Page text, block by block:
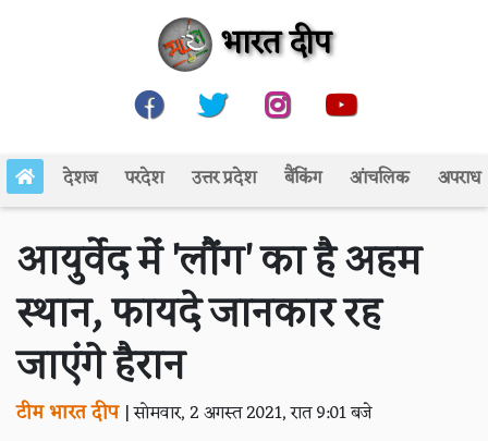
भारत दीप
देशज परदेश उत्तर प्रदेश बैंकिंग आंचलिक अपराध
आयुर्वेद में 'लौंग' का है अहम
स्थान, फायदे जानकार रह
जाएंगे हैरान
टीम भारत दीप |सोमवार, 2 अगस्त 2021, रात 9:01 बजे